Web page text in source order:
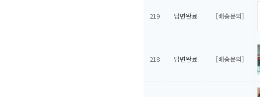
219 답변완료 [배송문의]
218 답변완료 [배송문의]